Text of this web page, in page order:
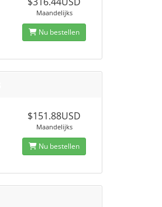
Maandelijks
Nu bestellen
$151.88USD
Maandelijks
Nu bestellen